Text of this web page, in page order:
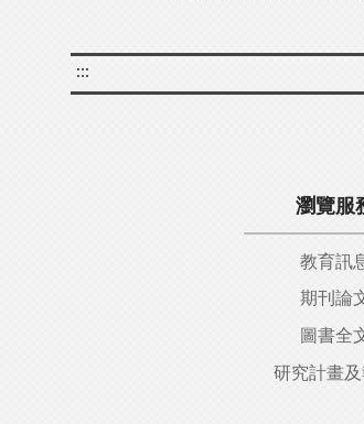
:::
瀏覽服
教育訊
期刊論
圖書全
研究計畫